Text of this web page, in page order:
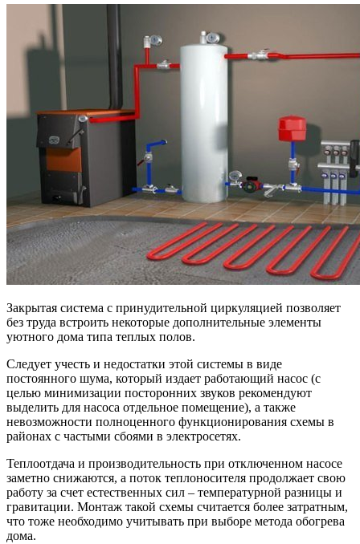
Закрытая система с принудительной циркуляцией позволяет
без труда встроить некоторые дополнительные элементы
уютного дома типа теплых полов.
Следует учесть и недостатки этой системы в виде
постоянного шума, который издает работающий насос (с
целью минимизации посторонних звуков рекомендуют
выделить для насоса отдельное помещение), а также
невозможности полноценного функционирования схемы в
районах с частыми сбоями в электросетях.
Теплоотдача и производительность при отключенном насосе
заметно снижаются, а поток теплоносителя продолжает свою
работу за счет естественных сил – температурной разницы и
гравитации. Монтаж такой схемы считается более затратным,
что тоже необходимо учитывать при выборе метода обогрева
дома.